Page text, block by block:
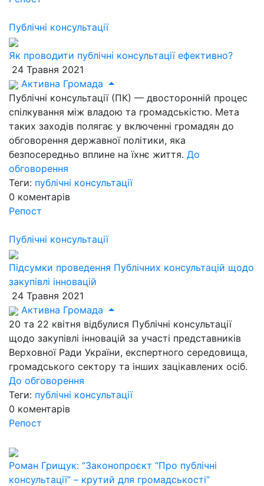
Публічні консультації
Як проводити публічні консультації ефективно?
24 Травня 2021
Активна Громада
Публічні консультації (ПК) — двосторонній процес
спілкування між владою та громадськістю. Мета
таких заходів полягає у включенні громадян до
обговорення державної політики, яка
безпосередньо вплине на їхнє життя. До
обговорення
Теги: публічні консультації
0 коментарів
Репост
Публічні консультації
Підсумки проведення Публічних консультацій щодо
закупівлі інновацій
24 Травня 2021
Активна Громада
20 та 22 квітня відбулися Публічні консультації
щодо закупівлі інновацій за участі представників
Верховної Ради України, експертного середовища,
громадського сектору та інших зацікавлених осіб.
До обговорення
Теги: публічні консультації
0 коментарів
Репост
Роман Грищук: “Законопроєкт “Про публічні
консультації” – крутий для громадськості”